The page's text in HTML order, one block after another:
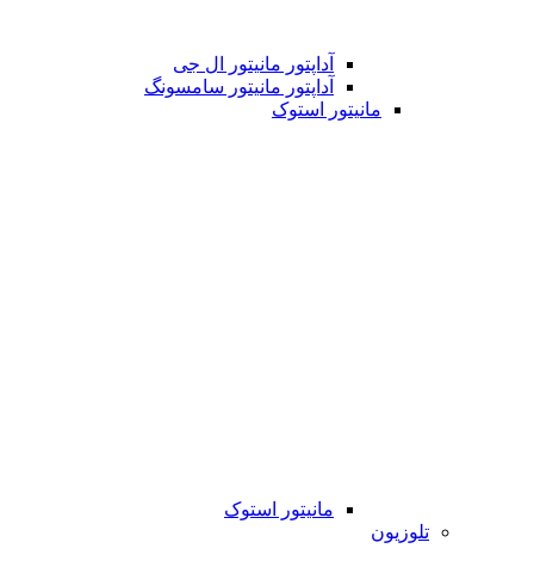
آداپتور مانیتور ال جی
آداپتور مانیتور سامسونگ
مانیتور استوک
مانیتور استوک
تلوزیون